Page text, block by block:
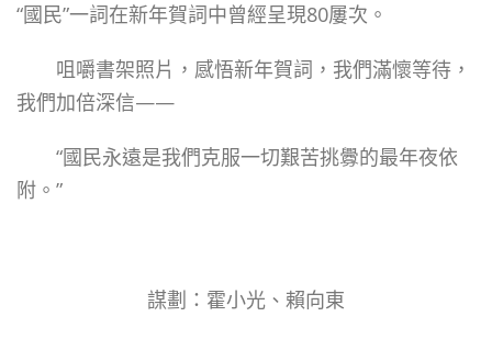
“國民”一詞在新年賀詞中曾經呈現80屢次。
咀嚼書架照片，感悟新年賀詞，我們滿懷等待，
我們加倍深信——
“國民永遠是我們克服一切艱苦挑釁的最年夜依
附。”
謀劃：霍小光、賴向東